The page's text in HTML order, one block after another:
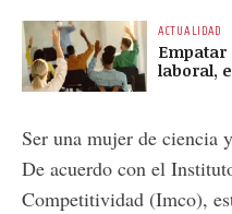
ACTUALIDAD
laboral,
Ser una mujer de ciencia
De acuerdo con el
Competitividad (Imco),